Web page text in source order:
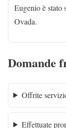
Eugenio è stato
Ovada.
Domande
Offrite
Effettuate